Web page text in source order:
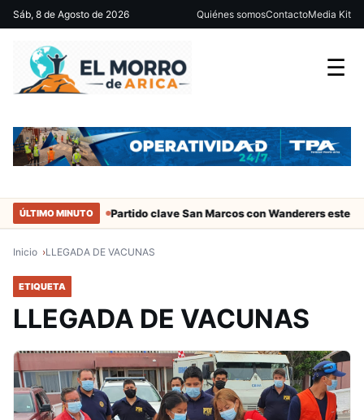
Sáb, 8 de Agosto de 2026 Quiénes somosContactoMedia Kit
☰
ÚLTIMO MINUTO
de Arica Partido clave San Marcos con Wanderers este
Inicio LLEGADA DE VACUNAS
ETIQUETA
LLEGADA DE VACUNAS